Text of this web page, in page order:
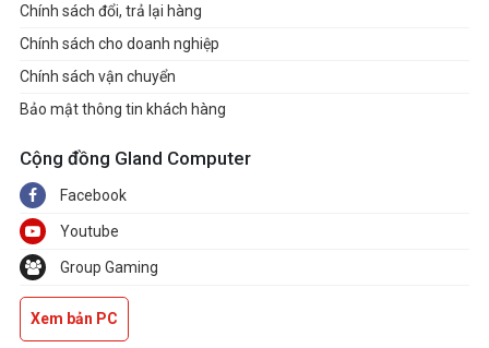
Chính sách đổi, trả lại hàng
Chính sách cho doanh nghiệp
Chính sách vận chuyển
Bảo mật thông tin khách hàng
Cộng đồng Gland Computer
Facebook
Youtube
Group Gaming
Xem bản PC